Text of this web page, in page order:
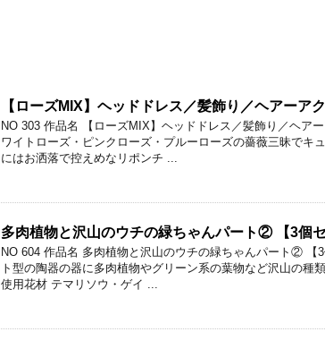
【ローズMIX】ヘッドドレス／髪飾り／ヘアーア
NO 303 作品名 【ローズMIX】ヘッドドレス／髪飾り／ヘア
ワイトローズ・ピンクローズ・プルーローズの薔薇三昧でキ
にはお洒落で控えめなリポンチ ...
多肉植物と沢山のウチの緑ちゃんパート② 【3個セ
NO 604 作品名 多肉植物と沢山のウチの緑ちゃんパート② 【
ト型の陶器の器に多肉植物やグリーン系の葉物など沢山の種
使用花材 テマリソウ・ゲイ ...